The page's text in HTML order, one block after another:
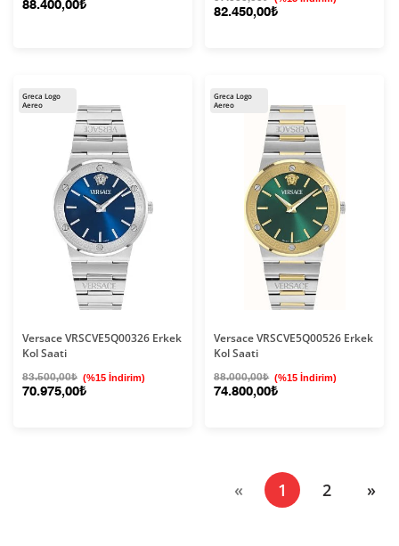
88.400,00₺
82.450,00₺
Greca Logo
Aereo
Versace VRSCVE5Q00326 Erkek
Kol Saati
83.500,00₺ (%15 İndirim)
70.975,00₺
Greca Logo
Aereo
Versace VRSCVE5Q00526 Erkek
Kol Saati
88.000,00₺ (%15 İndirim)
74.800,00₺
« 1 (current)
2 »